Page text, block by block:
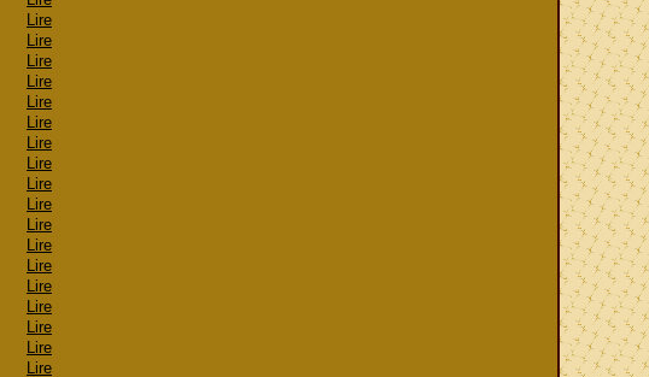
Lire
Lire
Lire
Lire
Lire
Lire
Lire
Lire
Lire
Lire
Lire
Lire
Lire
Lire
Lire
Lire
Lire
Lire